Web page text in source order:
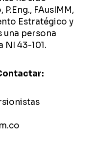
FAusIMM,
Estratégico y
una persona
NI 43-101.